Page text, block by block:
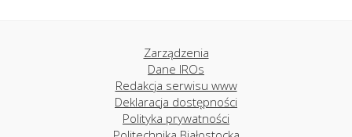
Zarządzenia
Dane IROs
Redakcja serwisu www
Deklaracja dostępności
Polityka prywatności